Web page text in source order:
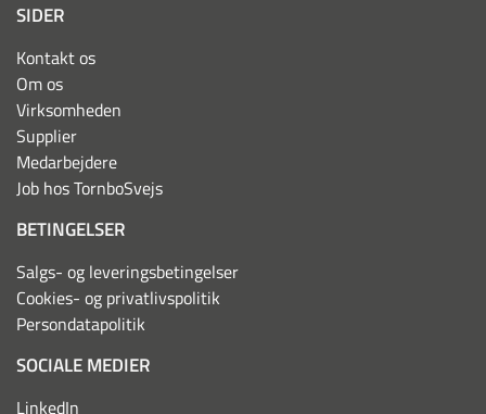
SIDER
Kontakt os
Om os
Virksomheden
Supplier
Medarbejdere
Job hos TornboSvejs
BETINGELSER
Salgs- og leveringsbetingelser
Cookies- og privatlivspolitik
Persondatapolitik
SOCIALE MEDIER
LinkedIn